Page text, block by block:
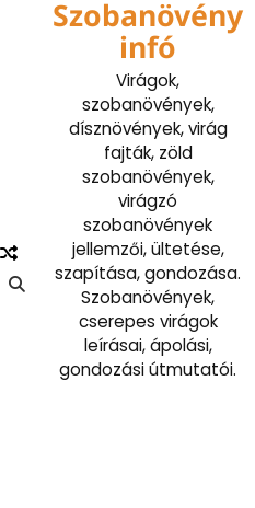
Szobanövény
infó
Virágok,
szobanövények,
dísznövények, virág
fajták, zöld
szobanövények,
virágzó
szobanövények
jellemzői, ültetése,
szapítása, gondozása.
Szobanövények,
cserepes virágok
leírásai, ápolási,
gondozási útmutatói.